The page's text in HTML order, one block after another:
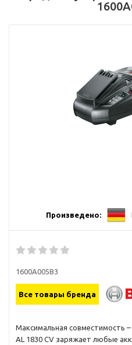
Произведено:
1600A005B3
Все товары бренда
Максимальная совместимость
AL 1830 CV заряжает любые